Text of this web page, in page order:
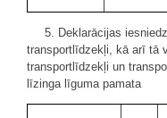
5. Deklarācijas
transportlīdzekļi, kā arī tā
transportlīdzekļi un
līzinga līguma pamata